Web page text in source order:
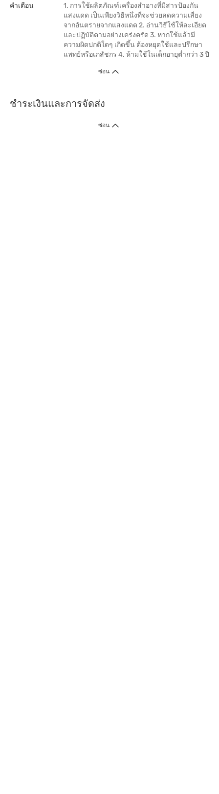
คำเตือน
1. การใช้ผลิตภัณฑ์เครื่องสำอางที่มีสารป้องกัน
แสงแดด เป็นเพียงวิธีหนึ่งที่จะช่วยลดความเสี่ยง
จากอันตรายจากแสงแดด 2. อ่านวิธีใช้ให้ละเอียด
และปฏิบัติตามอย่างเคร่งครัด 3. หากใช้แล้วมี
ความผิดปกติใดๆ เกิดขึ้น ต้องหยุดใช้และปรึกษา
แพทย์หรือเภสัชกร 4. ห้ามใช้ในเด็กอายุต่ำกว่า 3 ปี
ซ่อน
ชำระเงินและการจัดส่ง
ซ่อน